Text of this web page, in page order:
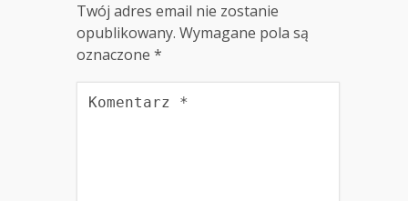
Twój adres email nie zostanie
opublikowany. Wymagane pola są
oznaczone *